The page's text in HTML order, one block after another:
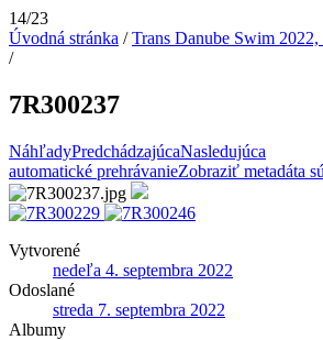
14/23
Úvodná stránka /Trans Danube Swim
/
7R300237
NáhľadyPredchádzajúcaNasledujúca
automatické prehrávanieZobraziť metadáta
Vytvorené
nedeľa 4. septembra 2022
Odoslané
streda 7. septembra 2022
Albumy